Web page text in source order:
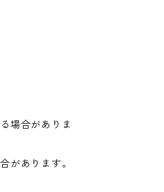
場合がありま
があります。